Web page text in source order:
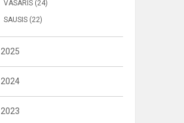
VASARIS (24)
SAUSIS (22)
2025
2024
2023